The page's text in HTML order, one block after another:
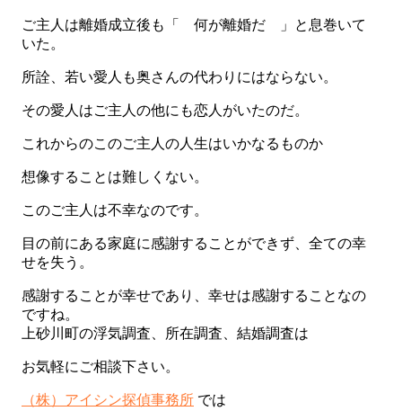
ご主人は離婚成立後も「 何が離婚だ 」と息巻いて
いた。
所詮、若い愛人も奥さんの代わりにはならない。
その愛人はご主人の他にも恋人がいたのだ。
これからのこのご主人の人生はいかなるものか
想像することは難しくない。
このご主人は不幸なのです。
目の前にある家庭に感謝することができず、全ての幸
せを失う。
感謝することが幸せであり、幸せは感謝することなの
ですね。
上砂川町の浮気調査、所在調査、結婚調査は
お気軽にご相談下さい。
（株）アイシン探偵事務所 では